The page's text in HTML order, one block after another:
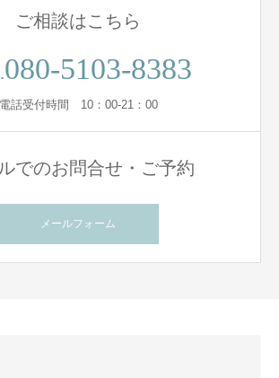
ご相談はこちら
080-5103-8383
電話受付時間 10：00-21：00
でのお問合せ・ご予約
メールフォーム